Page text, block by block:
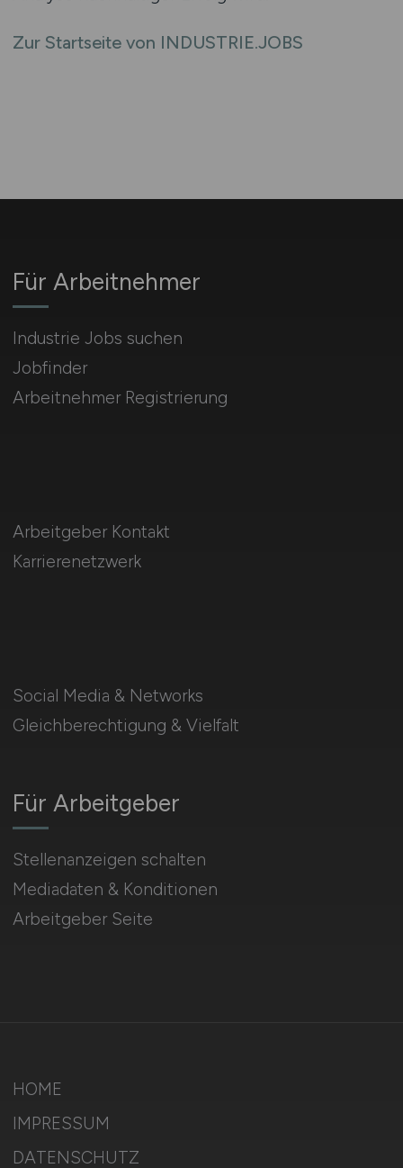
Zur Startseite von INDUSTRIE.JOBS
Für Arbeitnehmer
Industrie Jobs suchen
Jobfinder
Arbeitnehmer Registrierung
Social Media & Networks
Gleichberechtigung & Vielfalt
Für Arbeitgeber
Stellenanzeigen schalten
Mediadaten & Konditionen
Arbeitgeber Seite
Arbeitgeber Kontakt
Karrierenetzwerk
HOME
IMPRESSUM
DATENSCHUTZ